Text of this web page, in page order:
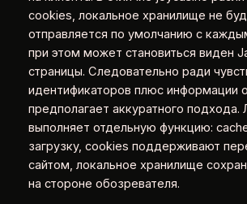
cookies, локальное хранилище не
отправляется по умолчанию с
при этом может становиться виден
страницы. Следовательно ради
идентификаторов плюс информации
предполагает аккуратного
выполняет отдельную функцию:
загрузку, cookies поддерживают
сайтом, локальное хранилище
на стороне обозревателя.